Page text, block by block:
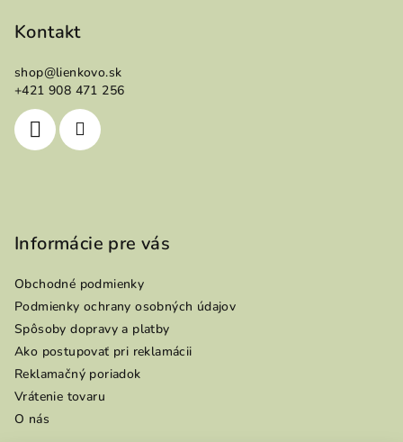
Kontakt
shop@lienkovo.sk
+421 908 471 256
Informácie pre vás
Obchodné podmienky
Podmienky ochrany osobných údajov
Spôsoby dopravy a platby
Ako postupovať pri reklamácii
Reklamačný poriadok
Vrátenie tovaru
O nás